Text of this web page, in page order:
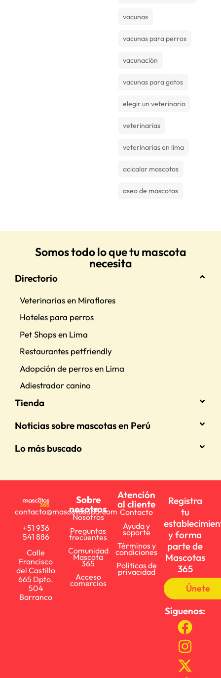
vacunas
vacunas para perros
vacunación
vacunas para gatos
elegir un veterinario
veterinarias
veterinarias en lima
acicalar mascotas
aseo de mascotas
Somos todo lo que tu mascota
necesita
Directorio
Veterinarias en Miraflores
Hoteles para perros
Pet Shops en Lima
Restaurantes petfriendly
Adopción de perros en Lima
Adiestrador canino
Tienda
Noticias sobre mascotas en Perú
Lo más buscado
contacto@mascotas365.com
+51 936
541 886
Calle
Francisco
del Castillo
665 Dpto.
504
Barranco
Sobre
nosotros
Nosotros
Preguntas
frecuentes
Comunidad
Mascota
365
Acceso
comercios
Atención
al cliente
Contacto
Ayuda y
soporte
Términos y
condiciones
Políticas de
privacidad
Registra
tu
y forma
parte de
Mascotas
365
Únete
Síguenos: